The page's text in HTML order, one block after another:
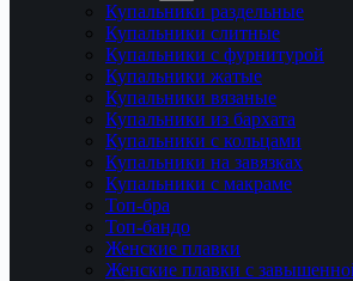
Купальники раздельные
Купальники слитные
Купальники с фурнитурой
Купальники жатые
Купальники вязаные
Купальники из бархата
Купальники с кольцами
Купальники на завязках
Купальники с макраме
Топ-бра
Топ-бандо
Женские плавки
Женские плавки с